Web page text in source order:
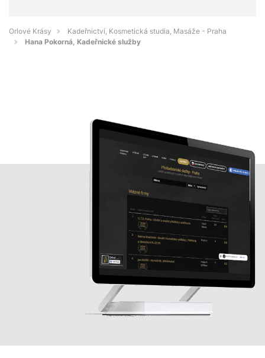
Orlové Krásy
Kadeřnictví, Kosmetická studia, Masáže - Praha
Hana Pokorná, Kadeřnické služby